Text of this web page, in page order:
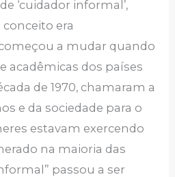
‘cuidador informal’,
era
a mudar quando
acadêmicas dos países
de 1970, chamaram a
e da sociedade para o
estavam exercendo
na maioria das
passou a ser